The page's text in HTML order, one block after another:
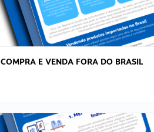
COMPRA E VENDA FORA DO BRASIL